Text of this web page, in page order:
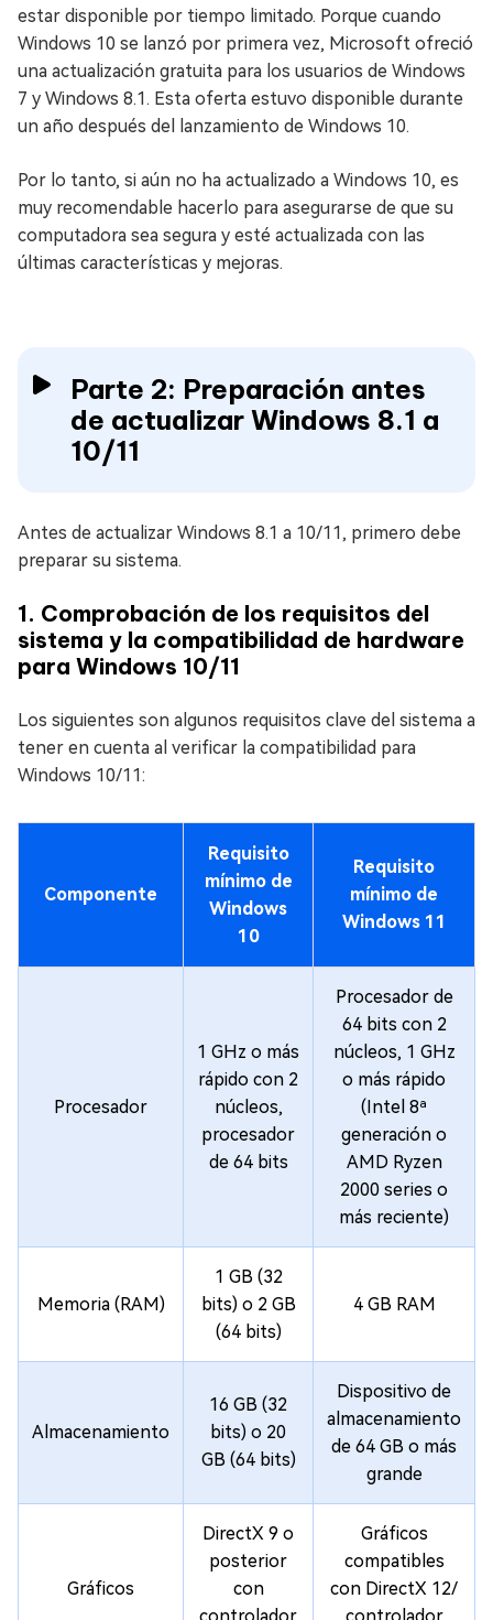
estar disponible por tiempo limitado. Porque cuando
Windows 10 se lanzó por primera vez, Microsoft ofreció
una actualización gratuita para los usuarios de Windows
7 y Windows 8.1. Esta oferta estuvo disponible durante
un año después del lanzamiento de Windows 10.
Por lo tanto, si aún no ha actualizado a Windows 10, es
muy recomendable hacerlo para asegurarse de que su
computadora sea segura y esté actualizada con las
últimas características y mejoras.
Parte 2: Preparación antes
de actualizar Windows 8.1 a
10/11
Antes de actualizar Windows 8.1 a 10/11, primero debe
preparar su sistema.
1. Comprobación de los requisitos del
sistema y la compatibilidad de hardware
para Windows 10/11
Los siguientes son algunos requisitos clave del sistema a
tener en cuenta al verificar la compatibilidad para
Windows 10/11:
Componente
Requisito
mínimo de
Windows
10
Requisito
mínimo de
Windows 11
Procesador
1 GHz o más
rápido con 2
núcleos,
procesador
de 64 bits
Procesador de
64 bits con 2
núcleos, 1 GHz
o más rápido
(Intel 8ª
generación o
AMD Ryzen
2000 series o
más reciente)
Memoria (RAM)
1 GB (32
bits) o 2 GB
(64 bits)
4 GB RAM
Almacenamiento
16 GB (32
bits) o 20
GB (64 bits)
Dispositivo de
almacenamiento
de 64 GB o más
grande
Gráficos
DirectX 9 o
posterior
con
controlador
Gráficos
compatibles
con DirectX 12/
controlador